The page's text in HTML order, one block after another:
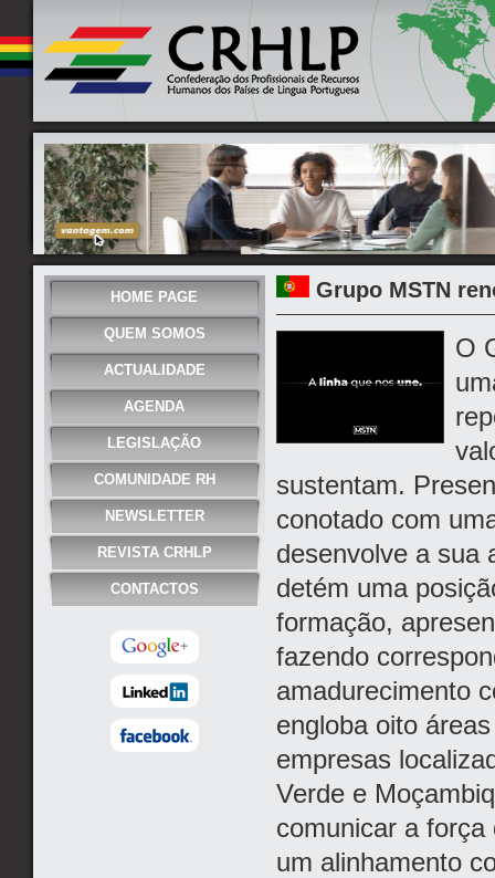
HOME PAGE
QUEM SOMOS
ACTUALIDADE
AGENDA
LEGISLAÇÃO
COMUNIDADE RH
NEWSLETTER
REVISTA CRHLP
CONTACTOS
Grupo MSTN
O
sustentam.
conotado com
desenvolve a sua
detém uma
formação,
fazendo
amadurecimento
engloba oito
empresas
Verde e
comunicar a
um alinhamento